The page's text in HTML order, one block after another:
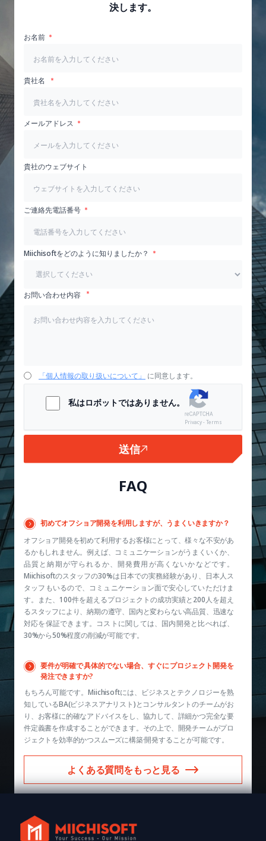
決します。
お名前
貴社名
メールアドレス
貴社のウェブサイト
ご連絡先電話番号
Miichisoftをどのように知りましたか？
お問い合わせ内容
「個人情報の取り扱いについて」 に同意します。
私はロボットではありません。
Privacy - Terms
送信
FAQ
初めてオフショア開発を利用しますが、うまくいきますか？
オフショア開発を初めて利用するお客様にとって、様々な不安があ
るかもしれません。例えば、コミュニケーションがうまくいくか、
品質と納期が守られるか、開発費用が高くないかなどです。
Miichisoftのスタッフの30%は日本での実務経験があり、日本人ス
タッフもいるので、コミュニケーション面で安心していただけま
す。また、100件を超えるプロジェクトの成功実績と200人を超え
るスタッフにより、納期の遵守、国内と変わらない高品質、迅速な
対応を保証できます。コストに関しては、国内開発と比べれば、
30%から50%程度の削減が可能です。
要件が明確で具体的でない場合、すぐにプロジェクト開発を
発注できますか?
もちろん可能です。Miichisoftには、ビジネスとテクノロジーを熟
知しているBA(ビジネスアナリスト)とコンサルタントのチームがお
り、お客様に的確なアドバイスをし、協力して、詳細かつ完全な要
件定義書を作成することができます。その上で、開発チームがプロ
ジェクトを効率的かつスムーズに構築·開発することが可能です。
よくある質問をもっと見る